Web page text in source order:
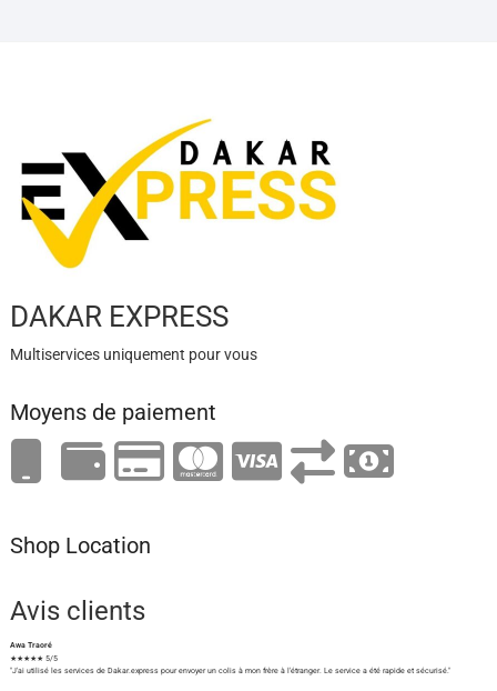
DAKAR EXPRESS
Multiservices uniquement pour vous
Moyens de paiement
Shop Location
Avis clients
Awa Traoré
★★★★★ 5/5
"J'ai utilisé les services de Dakar.express pour envoyer un colis à mon frère à l'étranger. Le service a été rapide et sécurisé."